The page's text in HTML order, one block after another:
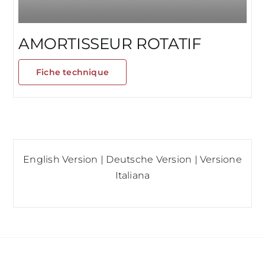
AMORTISSEUR ROTATIF
Fiche technique
English Version Deutsche Version
Versione
Italiana